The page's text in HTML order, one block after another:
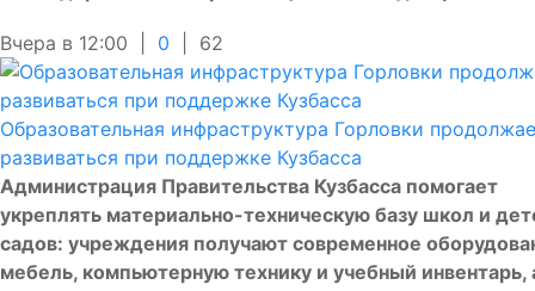
Вчера в 12:00 | 0 62
Образовательная инфраструктура Горловки
развиваться при поддержке Кузбасса
Администрация Правительства Кузбасса помогает
укреплять материально-техническую базу школ и
садов: учреждения получают современное
мебель, компьютерную технику и учебный инвентарь,